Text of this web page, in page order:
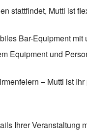
stattfindet, Mutti ist
Bar-Equipment
Equipment und
– Mutti ist
Ihrer Veranstaltung